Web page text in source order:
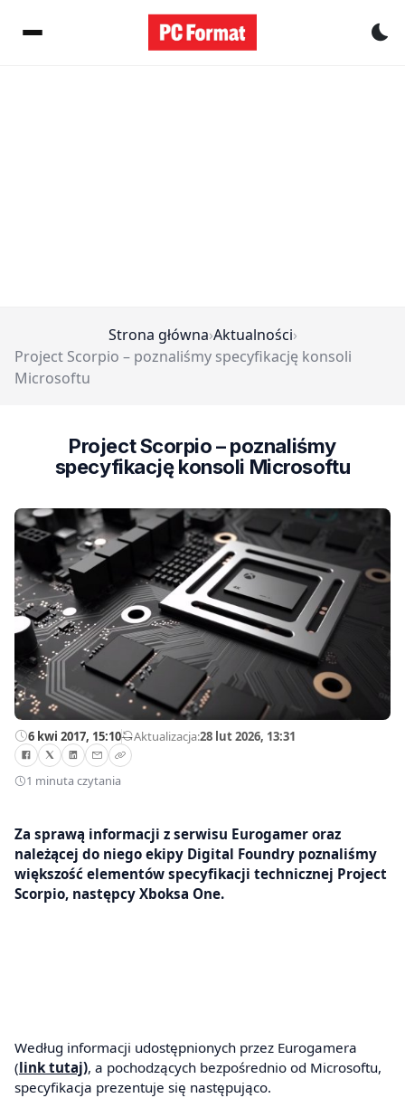
Strona główna›Aktualności›
Project Scorpio – poznaliśmy specyfikację konsoli
Microsoftu
Project Scorpio – poznaliśmy
specyfikację konsoli Microsoftu
6 kwi 2017, 15:10—Aktualizacja:28 lut 2026, 13:31
1 minuta czytania
Za sprawą informacji z serwisu Eurogamer oraz
należącej do niego ekipy Digital Foundry poznaliśmy
większość elementów specyfikacji technicznej Project
Scorpio, następcy Xboksa One.
Według informacji udostępnionych przez Eurogamera
(link tutaj), a pochodzących bezpośrednio od Microsoftu,
specyfikacja prezentuje się następująco.